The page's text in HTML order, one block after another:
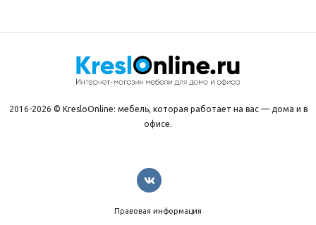
2016-2026 © KresloOnline: мебель, которая работает на вас — дома и в
офисе.
Правовая информация